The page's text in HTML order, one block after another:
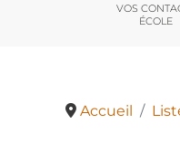
VOS
ÉCOLE
Accueil